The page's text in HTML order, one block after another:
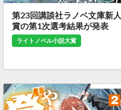
第23回講談社ラノベ文庫新人
賞の第1次選考結果が発表
ライトノベル小説大賞